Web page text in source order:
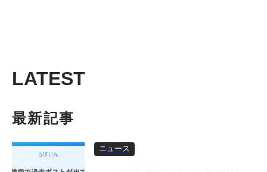
LATEST
最新記事
ニュース